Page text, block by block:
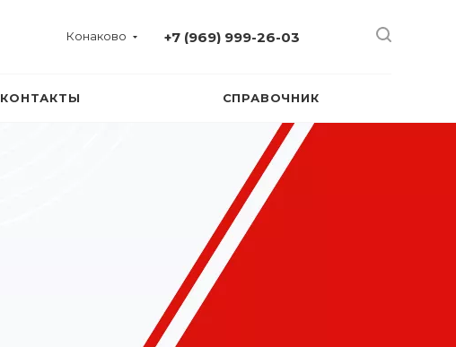
Конаково +7 (969) 999-26-03
КОНТАКТЫ СПРАВОЧНИК